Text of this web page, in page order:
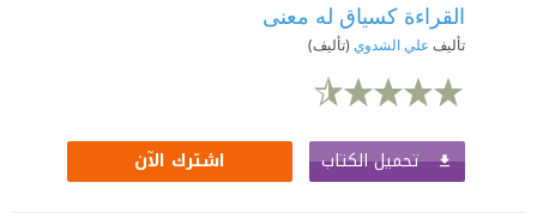
القراءة كسياق له معنى
تأليف علي الشدوي (تأليف)
تحميل الكتاب اشترك الآن